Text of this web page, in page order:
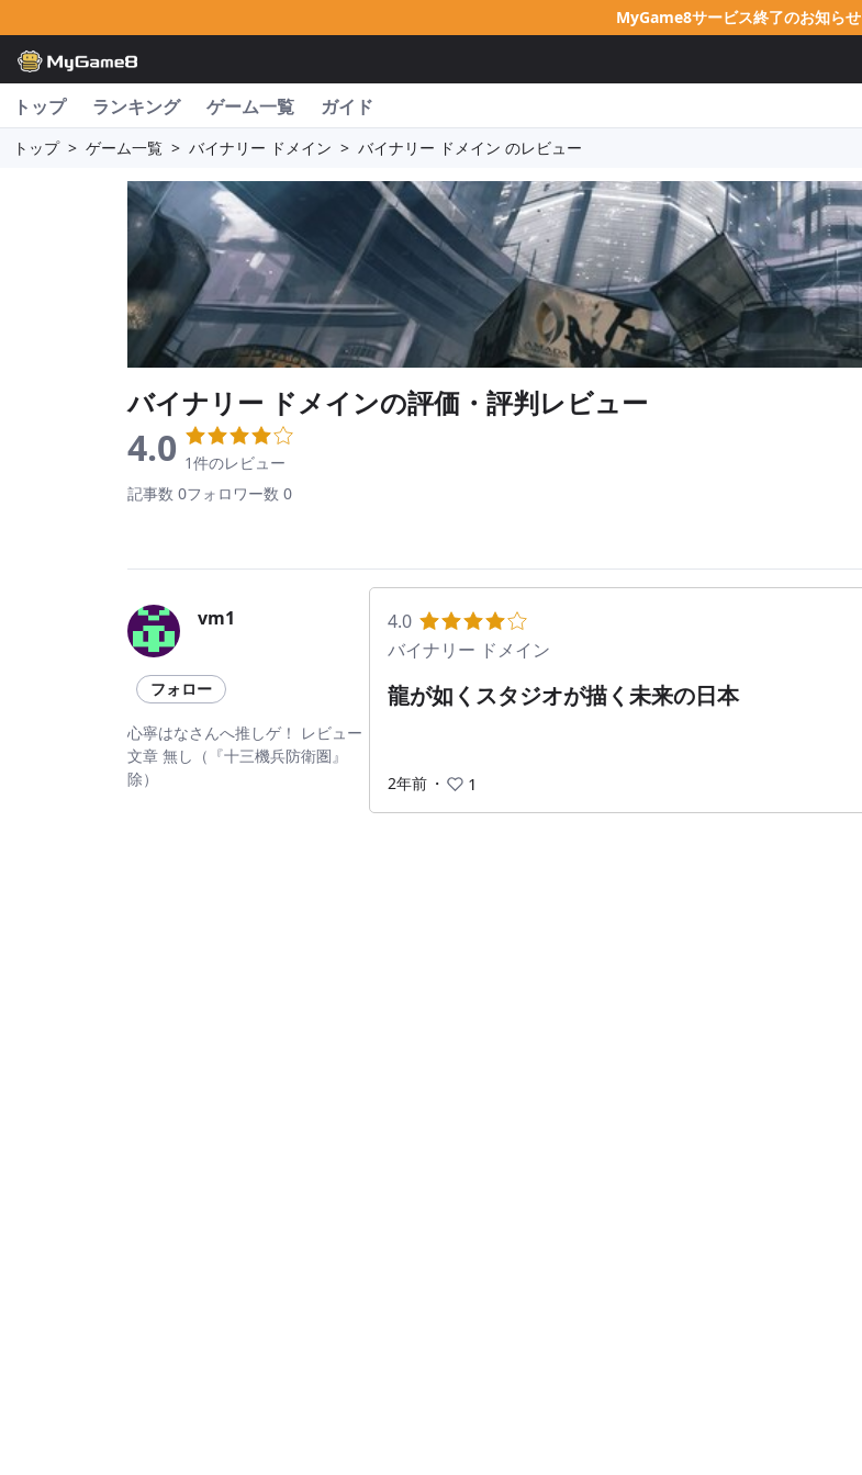
MyGame8サービス終了のお知らせ
トップ ランキング ゲーム一覧 ガイド
トップ > ゲーム一覧 > バイナリー ドメイン > バイナリー ドメイン のレビュー
バイナリー ドメインの評価・評判レビュー
4.0 1件のレビュー
記事数 0フォロワー数 0
4.0
バイナリー ドメイン
龍が如くスタジオが描く未来の日本
2年前 ・ 1
vm1
フォロー
心寧はなさんへ推しゲ！ レビュー
文章 無し（『十三機兵防衛圏』
除）